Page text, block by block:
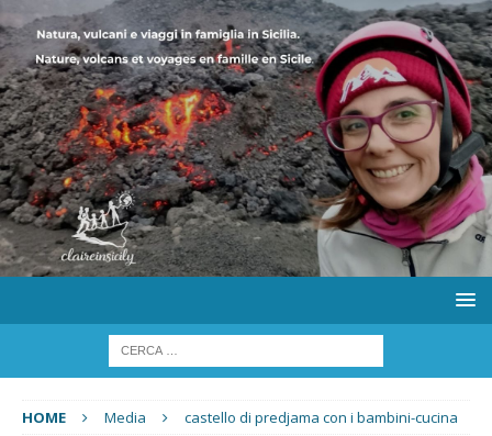
HOME Media castello di predjama con i bambini-cucina